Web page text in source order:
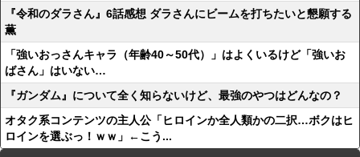
『令和のダラさん』6話感想 ダラさんにビームを打ちたいと懇願する
薫
「強いおっさんキャラ（年齢40～50代）」はよくいるけど「強いお
ばさん」はいない…
『ガンダム』について全く知らないけど、最強のやつはどんなの？
オタク系コンテンツの主人公「ヒロインか全人類かの二択…ボクはヒ
ロインを選ぶっ！ｗｗ」←こう...